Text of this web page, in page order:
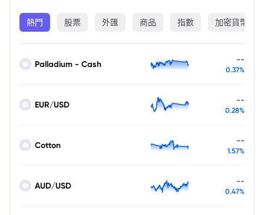
熱門 股票 外匯 商品 指數 加密貨幣
Palladium - Cash --
0.37%
EUR/USD --
0.28%
Cotton --
1.57%
AUD/USD --
0.47%